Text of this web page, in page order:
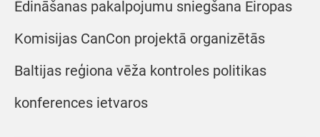
Ēdināšanas pakalpojumu sniegšana Eiropas
Komisijas CanCon projektā organizētās
Baltijas reģiona vēža kontroles politikas
konferences ietvaros